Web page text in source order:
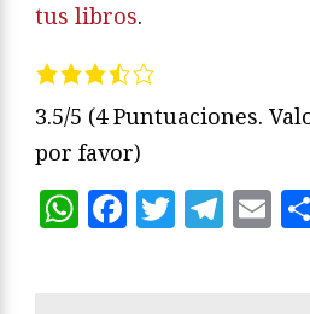
tus libros.
3.5/5 (4 Puntuaciones.
por favor)
WhatsApp
Facebook
Twitter